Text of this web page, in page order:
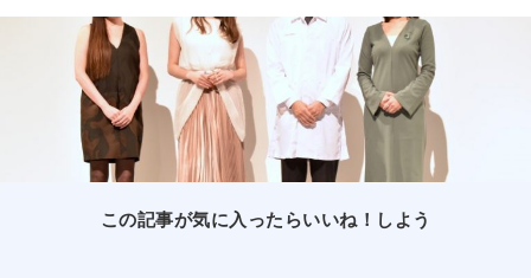
この記事が気に入ったらいいね！しよう